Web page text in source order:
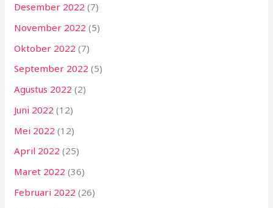
Desember 2022 (7)
November 2022 (5)
Oktober 2022 (7)
September 2022 (5)
Agustus 2022 (2)
Juni 2022 (12)
Mei 2022 (12)
April 2022 (25)
Maret 2022 (36)
Februari 2022 (26)